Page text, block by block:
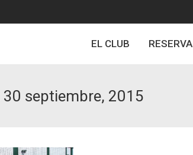
EL CLUB RESERVA
30 septiembre, 2015